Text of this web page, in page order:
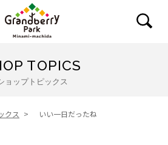
TOPICS
ョップトピックス
クス いい一日だったね
閉じる